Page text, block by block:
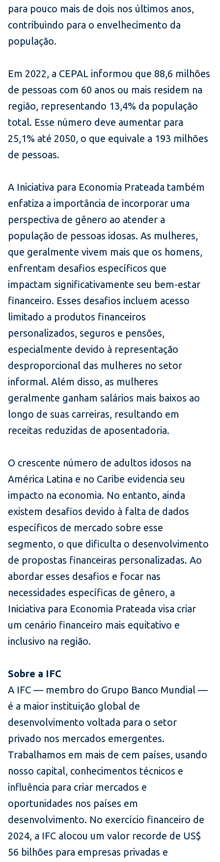
para pouco mais de dois nos últimos anos,
contribuindo para o envelhecimento da
população.
Em 2022, a CEPAL informou que 88,6 milhões
de pessoas com 60 anos ou mais residem na
região, representando 13,4% da população
total. Esse número deve aumentar para
25,1% até 2050, o que equivale a 193 milhões
de pessoas.
A Iniciativa para Economia Prateada também
enfatiza a importância de incorporar uma
perspectiva de gênero ao atender a
população de pessoas idosas. As mulheres,
que geralmente vivem mais que os homens,
enfrentam desafios específicos que
impactam significativamente seu bem-estar
financeiro. Esses desafios incluem acesso
limitado a produtos financeiros
personalizados, seguros e pensões,
especialmente devido à representação
desproporcional das mulheres no setor
informal. Além disso, as mulheres
geralmente ganham salários mais baixos ao
longo de suas carreiras, resultando em
receitas reduzidas de aposentadoria.
O crescente número de adultos idosos na
América Latina e no Caribe evidencia seu
impacto na economia. No entanto, ainda
existem desafios devido à falta de dados
específicos de mercado sobre esse
segmento, o que dificulta o desenvolvimento
de propostas financeiras personalizadas. Ao
abordar esses desafios e focar nas
necessidades específicas de gênero, a
Iniciativa para Economia Prateada visa criar
um cenário financeiro mais equitativo e
inclusivo na região.
Sobre a IFC
A IFC — membro do Grupo Banco Mundial —
é a maior instituição global de
desenvolvimento voltada para o setor
privado nos mercados emergentes.
Trabalhamos em mais de cem países, usando
nosso capital, conhecimentos técnicos e
influência para criar mercados e
oportunidades nos países em
desenvolvimento. No exercício financeiro de
2024, a IFC alocou um valor recorde de US$
56 bilhões para empresas privadas e